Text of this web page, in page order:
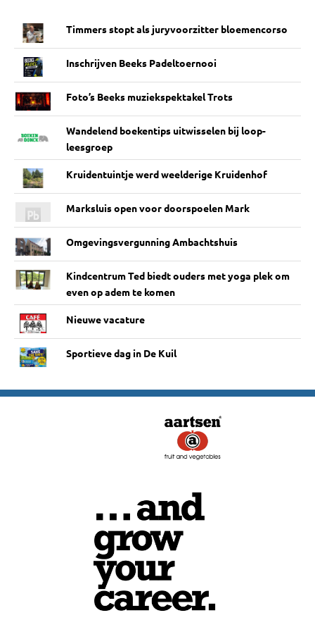
Timmers stopt als juryvoorzitter bloemencorso
Inschrijven Beeks Padeltoernooi
Foto’s Beeks muziekspektakel Trots
Wandelend boekentips uitwisselen bij loop-
leesgroep
Kruidentuintje werd weelderige Kruidenhof
Marksluis open voor doorspoelen Mark
Omgevingsvergunning Ambachtshuis
Kindcentrum Ted biedt ouders met yoga plek om
even op adem te komen
Nieuwe vacature
Sportieve dag in De Kuil